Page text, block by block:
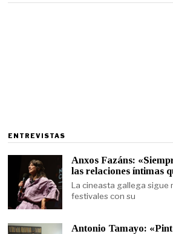
ENTREVISTAS
Anxos Fazáns:
las relaciones íntimas
La cineasta gallega sigue
festivales con su
Antonio Tamayo: